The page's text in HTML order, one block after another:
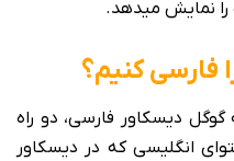
نمایش میدهد.
فارسی کنیم؟
دیسکاور فارسی، دو راه
انگلیسی که در دیسکاور